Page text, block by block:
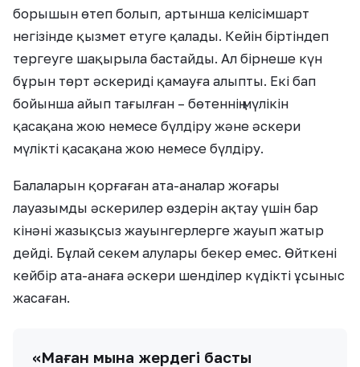
борышын өтеп болып, артынша келісімшарт
негізінде қызмет етуге қалады. Кейін біртіндеп
тергеуге шақырыла бастайды. Ал бірнеше күн
бұрын төрт әскериді қамауға алыпты. Екі бап
бойынша айып тағылған – бөтеннің мүлікін
қасақана жою немесе бүлдіру және әскери
мүлікті қасақана жою немесе бүлдіру.
Балаларын қорғаған ата-аналар жоғары
лауазымды әскерилер өздерін ақтау үшін бар
кінәні жазықсыз жауынгерлерге жауып жатыр
дейді. Бұлай секем алулары бекер емес. Өйткені
кейбір ата-анаға әскери шенділер күдікті ұсыныс
жасаған.
«Маған мына жердегі бастық